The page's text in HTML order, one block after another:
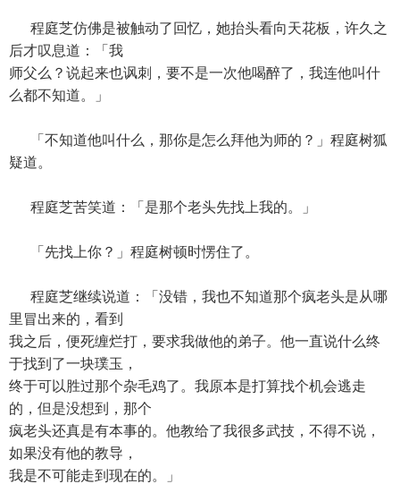
程庭芝仿佛是被触动了回忆，她抬头看向天花板，许久之
后才叹息道：「我
师父么？说起来也讽刺，要不是一次他喝醉了，我连他叫什
么都不知道。」
「不知道他叫什么，那你是怎么拜他为师的？」程庭树狐
疑道。
程庭芝苦笑道：「是那个老头先找上我的。」
「先找上你？」程庭树顿时愣住了。
程庭芝继续说道：「没错，我也不知道那个疯老头是从哪
里冒出来的，看到
我之后，便死缠烂打，要求我做他的弟子。他一直说什么终
于找到了一块璞玉，
终于可以胜过那个杂毛鸡了。我原本是打算找个机会逃走
的，但是没想到，那个
疯老头还真是有本事的。他教给了我很多武技，不得不说，
如果没有他的教导，
我是不可能走到现在的。」